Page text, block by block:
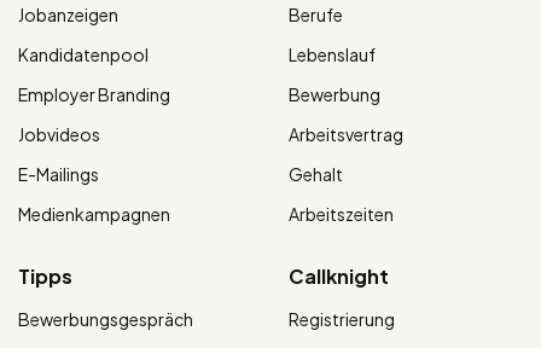
Jobanzeigen
Kandidatenpool
Employer Branding
Jobvideos
E-Mailings
Medienkampagnen
Berufe
Lebenslauf
Bewerbung
Arbeitsvertrag
Gehalt
Arbeitszeiten
Tipps
Bewerbungsgespräch
Callknight
Registrierung